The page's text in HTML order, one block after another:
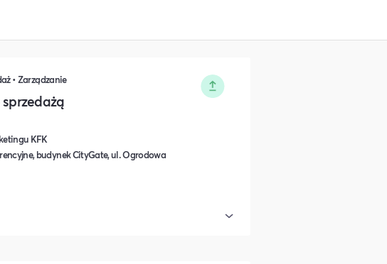
• Zarządzanie
KFK
budynek CityGate, ul. Ogrodowa